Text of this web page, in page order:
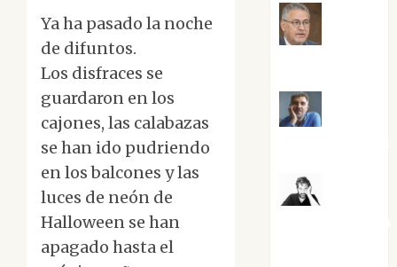
Ya ha pasado la noche
de difuntos.
Los disfraces se
guardaron en los
cajones, las calabazas
se han ido pudriendo
en los balcones y las
luces de neón de
Halloween se han
apagado hasta el